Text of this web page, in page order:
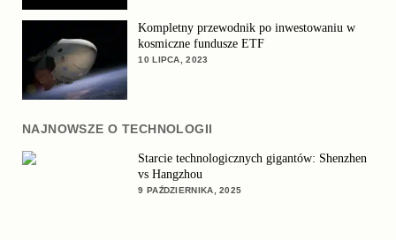
Kompletny przewodnik po inwestowaniu w
kosmiczne fundusze ETF
10 LIPCA, 2023
NAJNOWSZE O TECHNOLOGII
Starcie technologicznych gigantów: Shenzhen
vs Hangzhou
9 PAŹDZIERNIKA, 2025